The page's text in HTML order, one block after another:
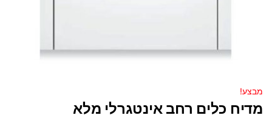
מבצע!
מדיח כלים ‏רחב אינטגרלי מלא